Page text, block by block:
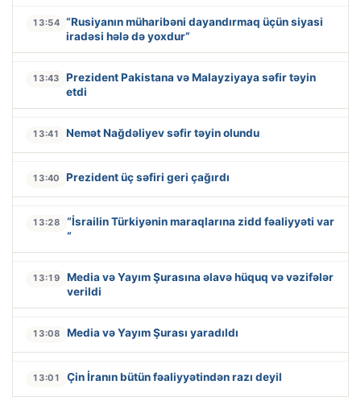
13:54 “Rusiyanın müharibəni dayandırmaq üçün siyasi
iradəsi hələ də yoxdur”
13:43
Prezident Pakistana və Malayziyaya səfir təyin
etdi
13:41 Nemət Nağdəliyev səfir təyin olundu
13:40 Prezident üç səfiri geri çağırdı
13:28
“İsrailin Türkiyənin maraqlarına zidd fəaliyyəti var
“
13:19
Media və Yayım Şurasına əlavə hüquq və vəzifələr
verildi
13:08 Media və Yayım Şurası yaradıldı
13:01 Çin İranın bütün fəaliyyətindən razı deyil